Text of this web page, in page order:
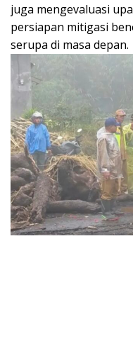
juga mengevaluasi
persiapan mitigasi
serupa di masa depan.